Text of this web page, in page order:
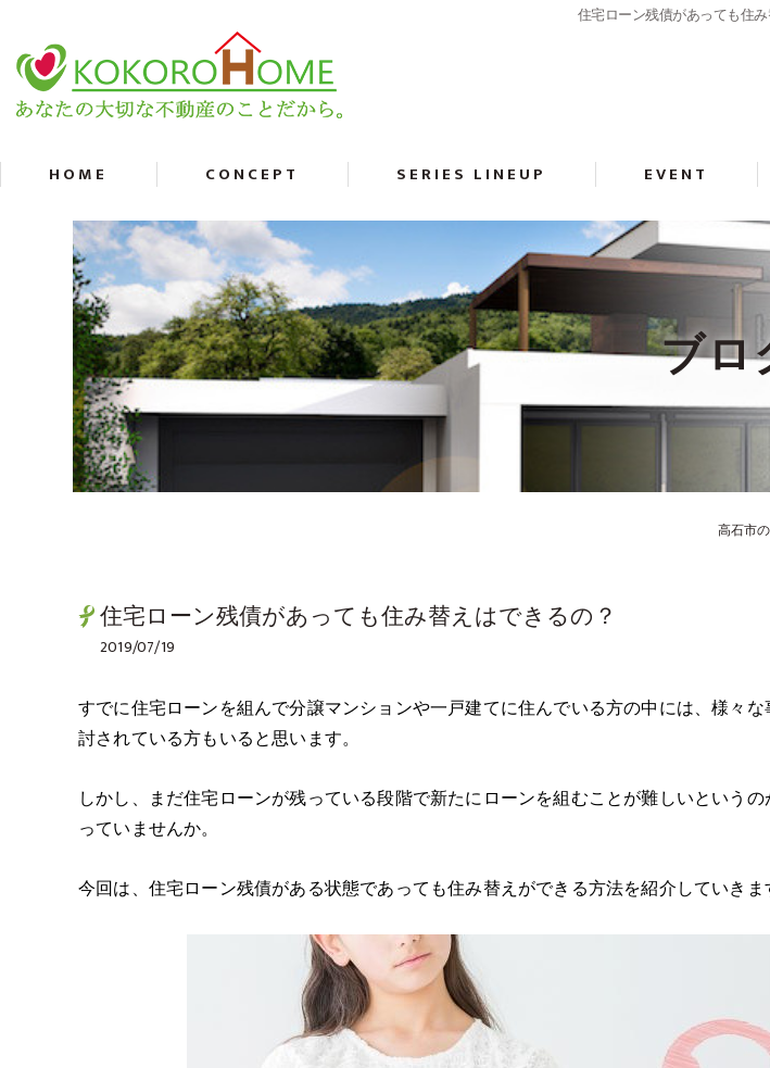
住宅ローン残債があっても住
HOME CONCEPT SERIES LINEUP EVENT
ブロ
高石市
住宅ローン残債があっても住み替えはできるの？
2019/07/19
すでに住宅ローンを組んで分譲マンションや一戸建てに住んでいる方の中には、様々
討されている方もいると思います。
しかし、まだ住宅ローンが残っている段階で新たにローンを組むことが難しいというの
っていませんか。
今回は、住宅ローン残債がある状態であっても住み替えができる方法を紹介していきま